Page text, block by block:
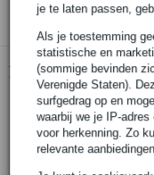
je te laten passen,
Als je toestemming
statistische en
(sommige bevinden
Verenigde Staten).
surfgedrag op en
waarbij we je IP-adres
voor herkenning. Zo
relevante
Productinformatie
Tascam TH-11
studio hoofdtelefoon
driver: 50 mm